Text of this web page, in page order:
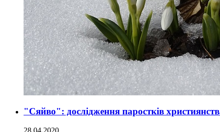
"Сяйво": дослідження паростків
28.04.2020